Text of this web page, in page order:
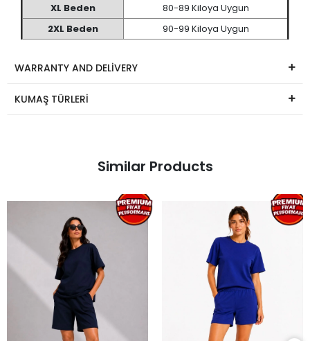
XL Beden
80-89 Kiloya Uygun
2XL Beden
90-99 Kiloya Uygun
WARRANTY AND DELİVERY
KUMAŞ TÜRLERİ
Similar Products